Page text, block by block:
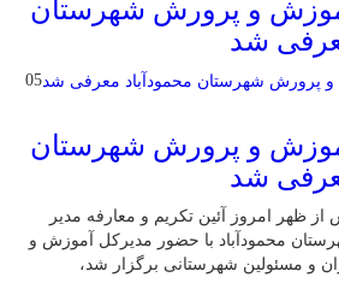
و پرورش شهرستان
شد
05
و پرورش شهرستان
شد
از ظهر امروز آئین تکریم و معارفه مدیر
محمودآباد با حضور مدیرکل آموزش و
و مسئولین شهرستانی برگزار شد،